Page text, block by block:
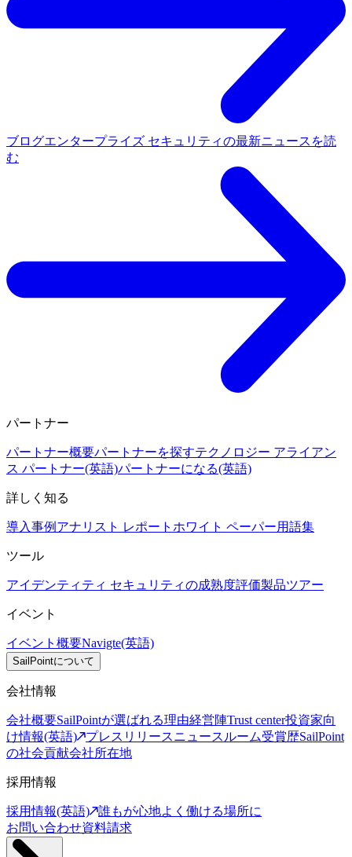
ブログエンタープライズ セキュリティの最新ニュースを読
む
パートナー
パートナー概要パートナーを探すテクノロジー アライアン
ス パートナー(英語)パートナーになる(英語)
詳しく知る
導入事例 アナリスト レポート ホワイト ペーパー用語集
ツール
アイデンティティ セキュリティの成熟度評価製品ツアー
イベント
イベント概要Navigte(英語)
SailPointについて
会社情報
会社概要SailPointが選ばれる理由経営陣Trust center投資家向
け情報(英語)
プレスリリースニュースルーム受賞歴SailPoint
の社会貢献会社所在地
採用情報
採用情報(英語)
誰もが心地よく働ける場所に
お問い合わせ資料請求